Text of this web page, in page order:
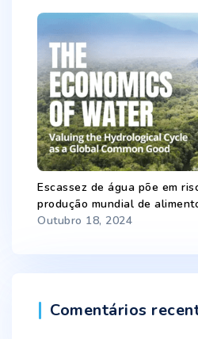
Escassez de água põe em
produção mundial de
Outubro 18, 2024
Comentários